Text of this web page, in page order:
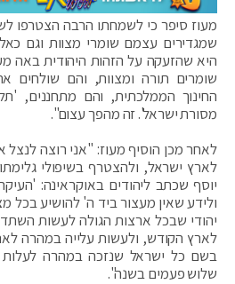
מעוז סיפר כי לשמחתו הרבה הצטרפו
שמגדירים עצמם שומרי מצוות וגם
היא שהזעקה על הזהות היהודית באה
שומרים תורה ומצוות, והם
החינוך הממלכתית, והם מתחננים,
מסורת ישראל'. זה מהפך עצום".
לאחר מכן הוסיף מעוז: "אני רוצה
לארץ ישראל, ולהצטרף בשיפולי
יוסף שכתב ליהודים באוקראינה:
ולידע שאין מעצור ביד ה' להושיע בכל
יהודי שבכל ארצות הגולה לעשות
לארץ הקודש, ולעשות עלייה במהרה
בשם כל ישראל שנזכה במהרה לעלות
שלוש פעמים בשנה".